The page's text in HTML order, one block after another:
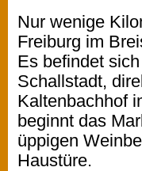
Nur wenige
Freiburg im
Es befindet
Schallstadt,
Kaltenbachhof
beginnt das
üppigen
Haustüre.